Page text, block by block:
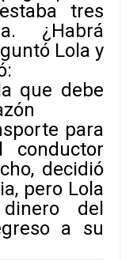
tres
¿Habrá
Lola y
que debe
para
decidió
pero Lola
del
a su